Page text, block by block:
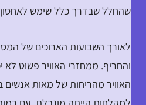
שהחלל שבדרך כלל שימש
לאורך השבועות הארוכים של
והחריף. ממחזרי האוויר פשוט לא
האוויר מהריחות של מאות אנשים